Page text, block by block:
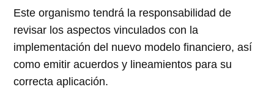
Este organismo tendrá la responsabilidad de
revisar los aspectos vinculados con la
implementación del nuevo modelo financiero, así
como emitir acuerdos y lineamientos para su
correcta aplicación.